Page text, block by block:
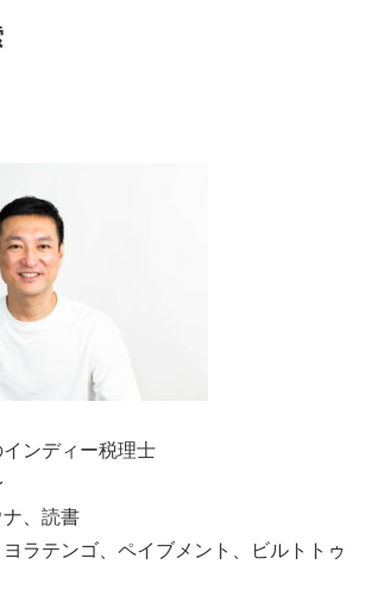
インディー税理士
、読書
ラテンゴ、ペイブメント、ビルトトゥ